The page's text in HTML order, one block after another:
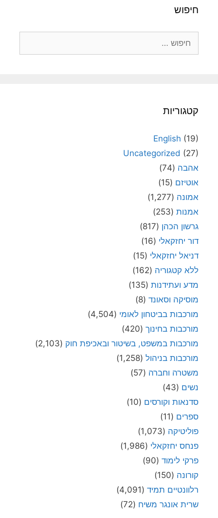
חיפוש
קטגוריות
English (19)
Uncategorized (27)
אהבה (74)
אוטיזם (15)
אמונה (1,277)
אמנות (253)
גרשון הכהן (817)
דור יחזקאלי (16)
דניאל יחזקאלי (15)
ללא קטגוריה (162)
מדע ועתידנות (135)
מוסיקה וסאונד (8)
מורכבות בביטחון לאומי (4,504)
מורכבות בחינוך (420)
מורכבות במשפט, בשיטור ובאכיפת חוק (2,103)
מורכבות בניהול (1,258)
משטרה וחברה (57)
נשים (43)
סדנאות וקורסים (10)
ספרים (11)
פוליטיקה (1,073)
פנחס יחזקאלי (1,986)
פרקי לימוד (90)
קורונה (150)
רלוונטיים תמיד (4,091)
שרית אונגר משיח (72)